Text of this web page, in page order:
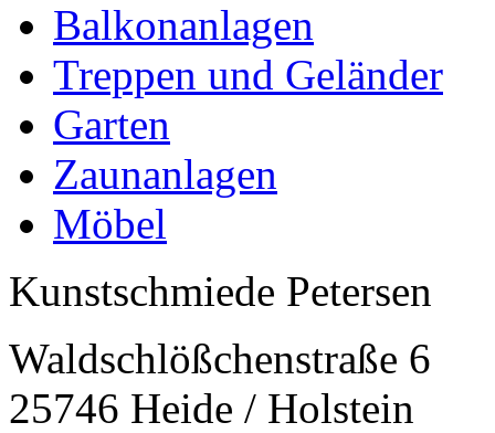
Balkonanlagen
Treppen und Geländer
Garten
Zaunanlagen
Möbel
Kunstschmiede Petersen
Waldschlößchenstraße 6
25746 Heide / Holstein